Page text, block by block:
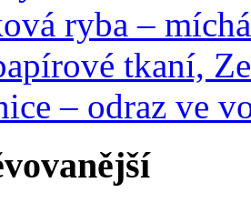
ryba –
tkaní,
– odraz ve